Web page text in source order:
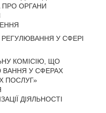
ОРГАНИ
РЕГУЛЮВАННЯ У СФЕРІ
КОМІСІЮ, ЩО
У СФЕРАХ
ПОСЛУГ»
ДІЯЛЬНОСТІ